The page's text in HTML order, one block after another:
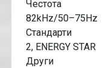
82kHz/50–75Hz
2, ENERGY STAR
Други